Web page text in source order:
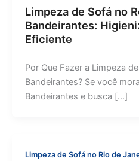
Limpeza de Sofá no
Bandeirantes:
Eficiente
Por Que Fazer a Limpeza
Bandeirantes? Se você
Bandeirantes e busca […]
Limpeza de Sofá no Rio de